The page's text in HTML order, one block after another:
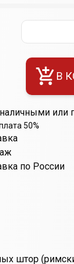
В
или
50%
по России
штор